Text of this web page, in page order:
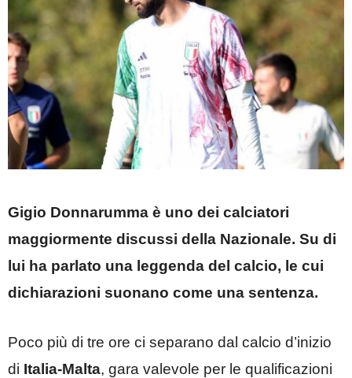
Gigio Donnarumma è uno dei calciatori
maggiormente discussi della Nazionale. Su di
lui ha parlato una leggenda del calcio, le cui
dichiarazioni suonano come una sentenza.
Poco più di tre ore ci separano dal calcio d’inizio
di Italia-Malta, gara valevole per le qualificazioni